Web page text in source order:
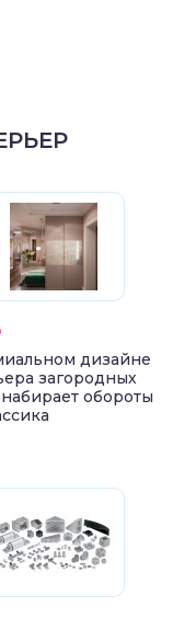
дизайне
загородных
обороты